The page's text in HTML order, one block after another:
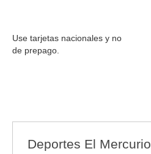
Use tarjetas nacionales y no
de prepago.
Deportes El Mercurio